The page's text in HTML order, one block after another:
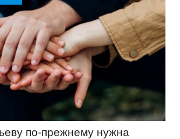
по-прежнему нужна